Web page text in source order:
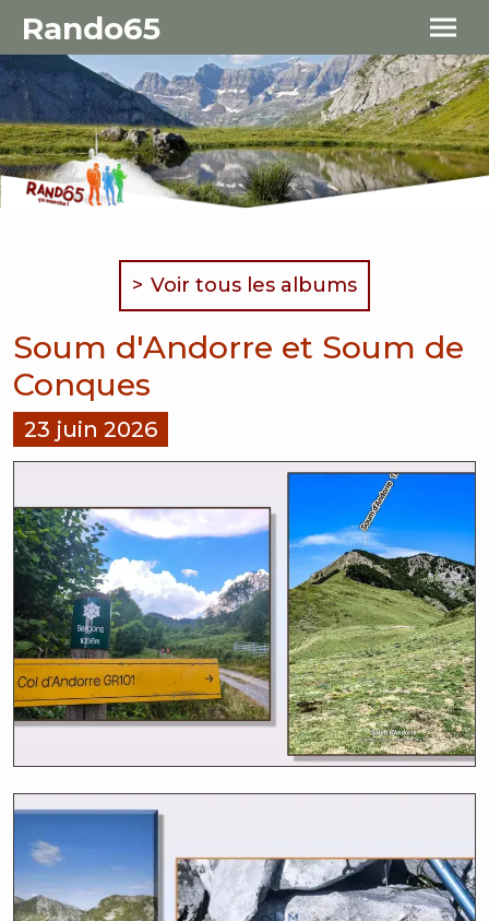
Rando65
Voir tous les albums
Soum d'Andorre et Soum de
Conques
23 juin 2026